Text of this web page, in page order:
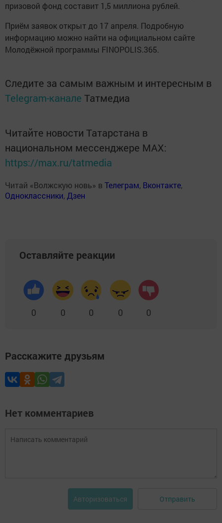
призовой фонд составит 1,5 миллиона рублей.
Приём заявок открыт до 17 апреля. Подробную
информацию можно найти на официальном сайте
Молодёжной программы FINOPOLIS.365.
Следите за самым важным и интересным в
Telegram-канале Татмедиа
Читайте новости Татарстана в
национальном мессенджере MАХ:
https://max.ru/tatmedia
Читай «Волжскую новь» в Телеграм, Вконтакте,
Одноклассники,Дзен
Оставляйте реакции
0 0 0 0 0
Расскажите друзьям
Нет комментариев
Авторизоваться Отправить